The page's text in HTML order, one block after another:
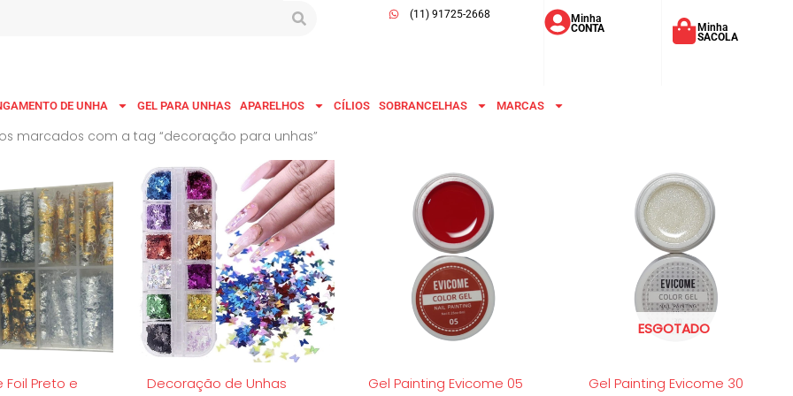
(11) 91725-2668 Minha
CONTA Minha
SACOLA
DE UNHA GEL PARA UNHAS APARELHOS CÍLIOS SOBRANCELHAS MARCAS
marcados com a tag “decoração para unhas”
Foil Preto e
Decoração de Unhas
Gel Painting Evicome 05
ESGOTADO
Gel Painting Evicome 30